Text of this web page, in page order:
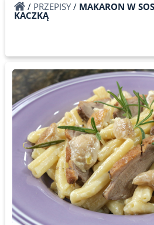
/ PRZEPISY/ MAKARON W
KACZKĄ